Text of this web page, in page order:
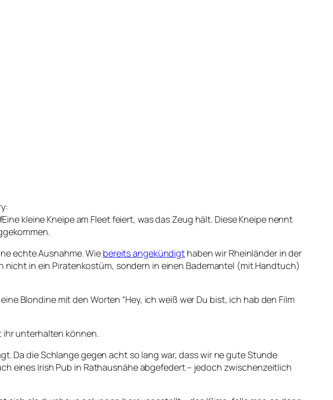
Eine kleine Kneipe am Fleet feiert, was das Zeug hält. Diese Kneipe nennt
echte Ausnahme. Wie bereits angekündigt haben wir Rheinländer in der
nicht in ein Piratenkostüm, sondern in einen Bademantel (mit Handtuch)
Blondine mit den Worten “Hey, ich weiß wer Du bist, ich hab den Film
ihr unterhalten können.
Da die Schlange gegen acht so lang war, dass wir ne gute Stunde
eines Irish Pub in Rathausnähe abgefedert – jedoch zwischenzeitlich